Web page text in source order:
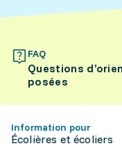
FAQ
Questions
posées
Information pour
Écolières et écoliers